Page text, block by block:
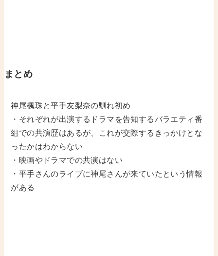
まとめ
神尾楓珠と平手友梨奈の馴れ初め
・それぞれが出演するドラマを告知するバラエティ番
組での共演歴はあるが、これが交際するきっかけとな
ったかはわからない
・映画やドラマでの共演はない
・平手さんのライブに神尾さんが来ていたという情報
がある